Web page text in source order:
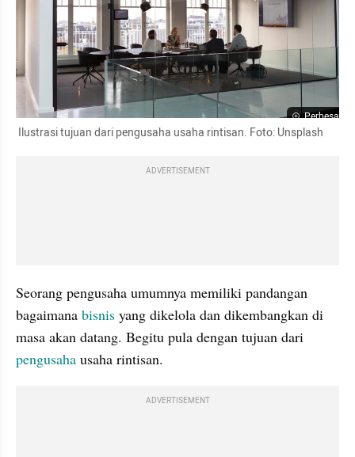
Perbesar
Ilustrasi tujuan dari pengusaha usaha rintisan. Foto: Unsplash
ADVERTISEMENT
Seorang pengusaha umumnya memiliki pandangan
bagaimana bisnis yang dikelola dan dikembangkan di
pengusaha usaha rintisan.
ADVERTISEMENT